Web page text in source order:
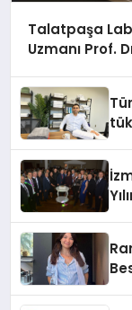
Talatpaşa
Uzmanı Prof.